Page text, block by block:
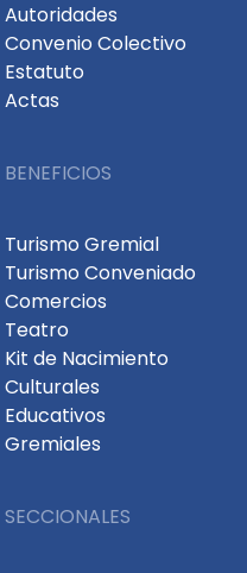
Autoridades
Convenio Colectivo
Estatuto
Actas
BENEFICIOS
Turismo Gremial
Turismo Conveniado
Comercios
Teatro
Kit de Nacimiento
Culturales
Educativos
Gremiales
SECCIONALES